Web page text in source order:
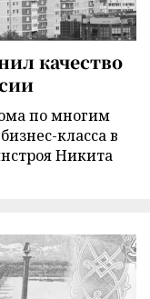
качество
по многим
класса в
Никита